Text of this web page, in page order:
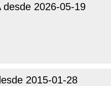
desde 2026-05-19
2015-01-28